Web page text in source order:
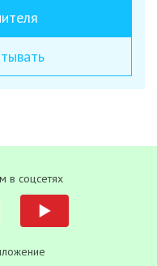
в соцсетях